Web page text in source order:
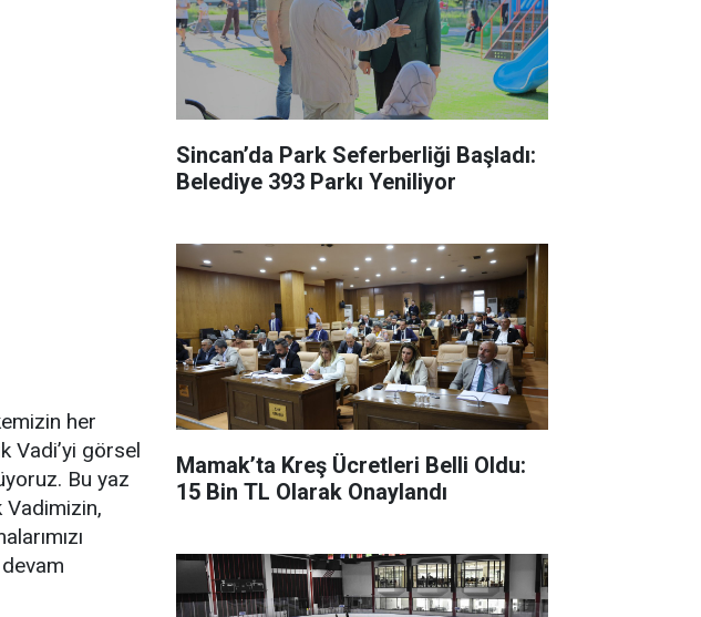
her
Vadi’yi görsel
Bu yaz
Vadimizin,
Sincan’da Park Seferberliği Başladı:
Belediye 393 Parkı Yeniliyor
Mamak’ta Kreş Ücretleri Belli Oldu:
15 Bin TL Olarak Onaylandı